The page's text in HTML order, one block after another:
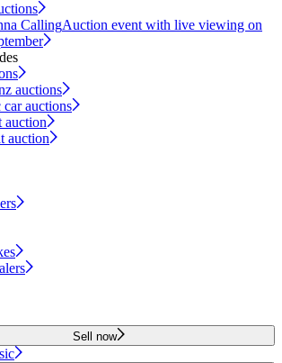
CallingAuction event with live viewing on
auctions
auctions
auction
auction
Sell now